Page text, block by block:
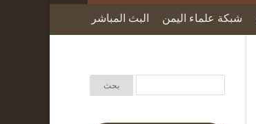
شبكة علماء اليمن البث المباشر